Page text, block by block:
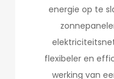
energie op te
flexibeler en
werking van